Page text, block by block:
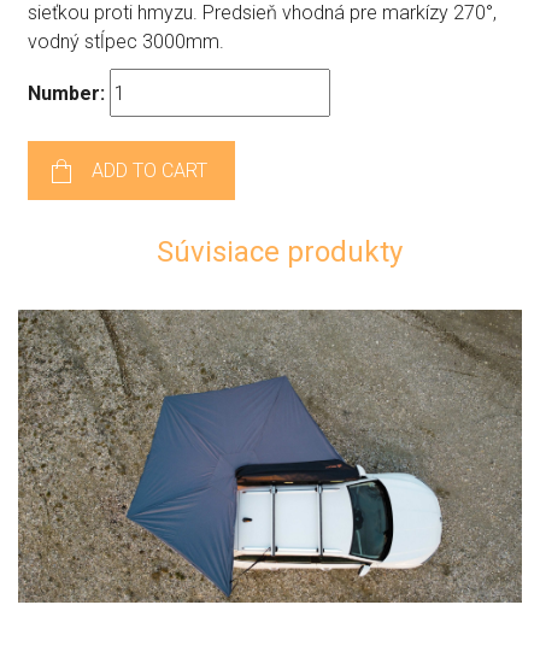
sieťkou proti hmyzu. Predsieň vhodná pre markízy 270°,
vodný stĺpec 3000mm.
Number:
ADD TO CART
Súvisiace produkty